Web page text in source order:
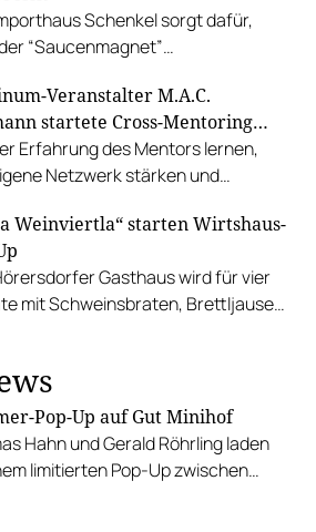
Vorarlberg.Schenkel sorgt dafür,
“Saucenmagnet”
ist.
Veranstalter M.A.C.
startete Cross-Mentoring
Erfahrung des Mentors lernen,
Netzwerk stärken und
des Weinguts waren
der 24 jungen Winzerinnen und
Weinviertla“ starten Wirtshaus-
Gasthaus wird für vier
mit Schweinsbraten, Brettljause
Pop-Up auf Gut Minihof
Hahn und Gerald Röhrling laden
limitierten Pop-Up zwischen